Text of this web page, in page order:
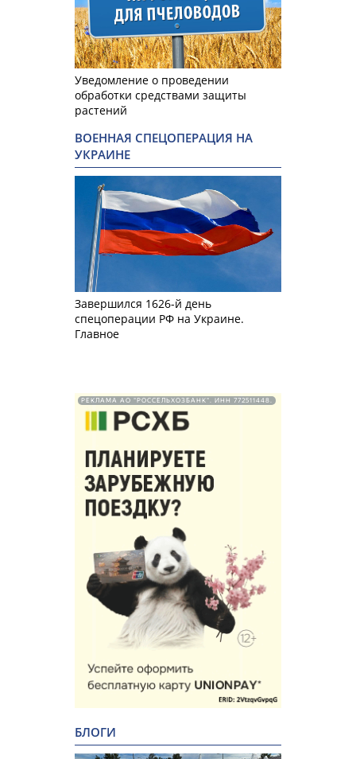
Уведомление о проведении
обработки средствами защиты
растений
ВОЕННАЯ СПЕЦОПЕРАЦИЯ НА
УКРАИНЕ
Завершился 1626-й день
спецоперации РФ на Украине.
Главное
РЕКЛАМА АО "РОССЕЛЬХОЗБАНК". ИНН 772511448.
БЛОГИ